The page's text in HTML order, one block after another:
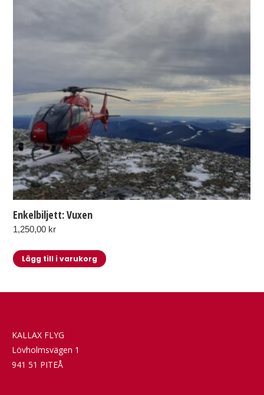
Enkelbiljett: Vuxen
1,250,00 kr
Lägg till i varukorg
KALLAX FLYG
Lövholmsvägen 1
941 51 PITEÅ